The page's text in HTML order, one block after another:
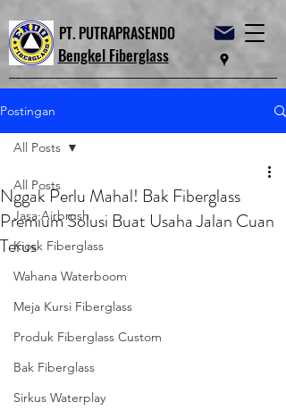
PT. PUTRAPRASENDO
Bengkel Fiberglass
Postingan
All Posts
Jasa Airbrush
Kiosk Fiberglass
Wahana Waterboom
Meja Kursi Fiberglass
Produk Fiberglass Custom
Bak Fiberglass
Sirkus Waterplay
All Posts
Nggak Perlu Mahal! Bak Fiberglass
Premium Solusi Buat Usaha Jalan Cuan
Terus